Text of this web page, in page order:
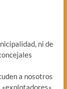
ni de
a nosotros